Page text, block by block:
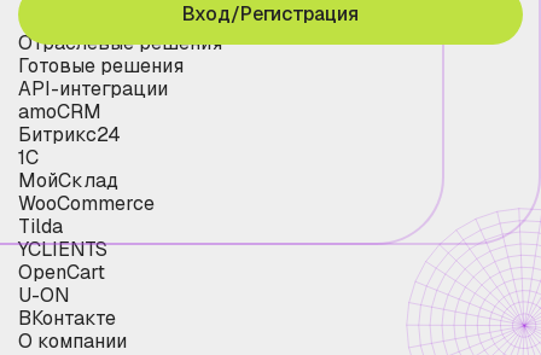
Отраслевые решения
Готовые решения
API-интеграции
amoCRM
Битрикс24
1С
МойСклад
WooCommerce
Tilda
YCLIENTS
OpenCart
U-ON
ВКонтакте
О компании
Вход/Регистрация